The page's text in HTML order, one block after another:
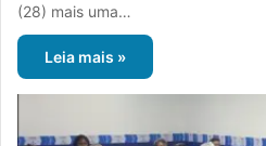
(28) mais uma…
Leia mais »